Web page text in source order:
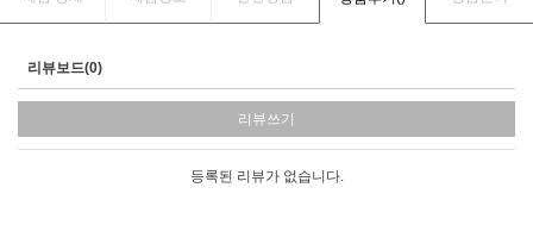
리뷰보드(0)
리뷰쓰기
등록된 리뷰가 없습니다.